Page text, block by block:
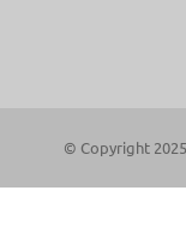
© Copyright